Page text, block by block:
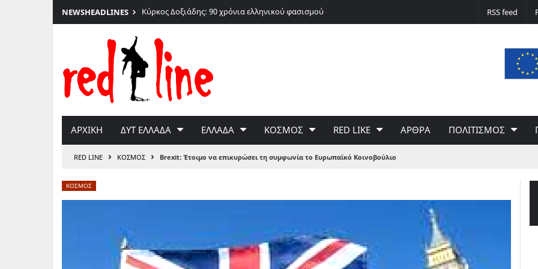
Μετάβαση
στο
περιεχόμενο
NEWSHEADLINES Κύρκος Δοξιάδης: 90 χρόνια ελληνικού φασισμού RSS feed
ΑΡΧΙΚΗ ΔΥΤ ΕΛΛΑΔΑ ΕΛΛΑΔΑ ΚΟΣΜΟΣ RED LIKE ΑΡΘΡΑ ΠΟΛΙΤΙΣΜΟΣ
RED LINE › ΚΟΣΜΟΣ › Brexit: Έτοιμο να επικυρώσει τη συμφωνία το Ευρωπαϊκό Κοινοβούλιο
ΚΟΣΜΟΣ